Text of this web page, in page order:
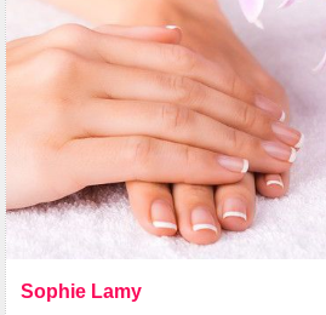
Sophie Lamy